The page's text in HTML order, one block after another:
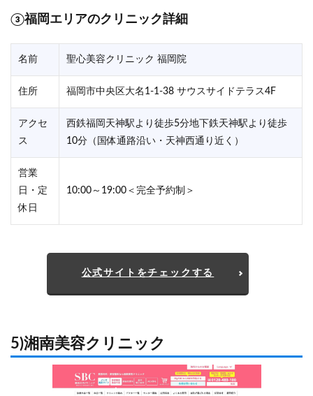
③福岡エリアのクリニック詳細
名前 聖心美容クリニック 福岡院
住所 福岡市中央区大名1-1-38 サウスサイドテラス4F
アクセ
ス
西鉄福岡天神駅より徒歩5分地下鉄天神駅より徒歩
10分（国体通路沿い・天神西通り近く）
営業
日・定
休日
10:00～19:00＜完全予約制＞
公式サイトをチェックする
5)湘南美容クリニック